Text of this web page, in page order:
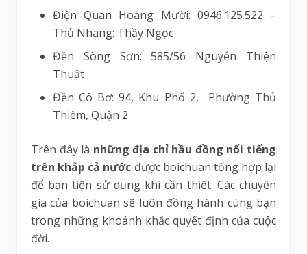
Điện Quan Hoàng Mười: 0946.125.522 –
Thủ Nhang: Thầy Ngọc
Đền Sòng Sơn: 585/56 Nguyễn Thiện
Thuật
Đền Cô Bơ: 94, Khu Phố 2, Phường Thủ
Thiêm, Quận 2
Trên đây là những địa chỉ hầu đồng nổi tiếng
trên khắp cả nước được boichuan tổng hợp lại
để bạn tiện sử dụng khi cần thiết. Các chuyên
gia của boichuan sẽ luôn đồng hành cùng bạn
trong những khoảnh khắc quyết định của cuộc
đời.